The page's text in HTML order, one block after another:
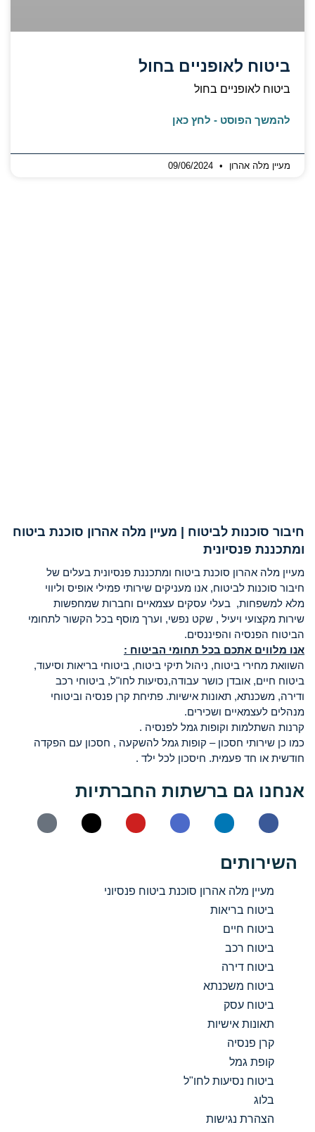
ביטוח לאופניים בחול
ביטוח לאופניים בחול
להמשך הפוסט - לחץ כאן
מעיין מלה אהרון
חיבור סוכנות לביטוח | מעיין מלה אהרון סוכנת ביטוח
ומתכננת פנסיונית
מעיין מלה אהרון סוכנת ביטוח ומתכננת פנסיונית בעלים של
חיבור סוכנות לביטוח, אנו מעניקים שירותי פמילי אופיס וליווי
מלא למשפחות, בעלי עסקים עצמאיים וחברות שמחפשות
שירות מקצועי ויעיל , שקט נפשי, וערך מוסף בכל הקשור לתחומי
הביטוח הפנסיה והפיננסים.
אנו מלווים אתכם בכל תחומי הביטוח :
השוואת מחירי ביטוח, ניהול תיקי ביטוח, ביטוחי בריאות וסיעוד,
ביטוח חיים, אובדן כושר עבודה,נסיעות לחו"ל, ביטוחי רכב
ודירה, משכנתא, תאונות אישיות. פתיחת קרן פנסיה וביטוחי
מנהלים לעצמאיים ושכירים.
קרנות השתלמות וקופות גמל לפנסיה .
כמו כן שירותי חסכון – קופות גמל להשקעה , חסכון עם הפקדה
חודשית או חד פעמית. חיסכון לכל ילד .
אנחנו גם ברשתות החברתיות
השירותים
מעיין מלה אהרון סוכנת ביטוח פנסיוני
ביטוח בריאות
ביטוח חיים
ביטוח רכב
ביטוח דירה
ביטוח משכנתא
ביטוח עסק
תאונות אישיות
קרן פנסיה
קופת גמל
ביטוח נסיעות לחו"ל
בלוג
הצהרת נגישות